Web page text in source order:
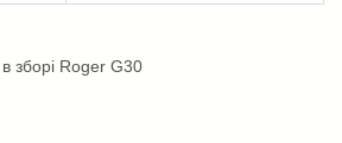
зборі Roger G30